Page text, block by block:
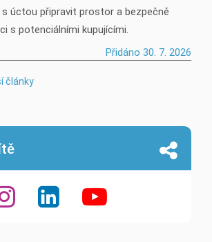
úctou připravit prostor a bezpečně
s potenciálními kupujícími.
Přidáno 30. 7. 2026
články